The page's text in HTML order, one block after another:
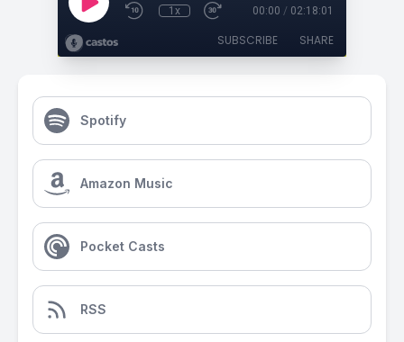
1x 00:00 / 02:18:01
SUBSCRIBE SHARE
Spotify
Amazon Music
Pocket Casts
RSS